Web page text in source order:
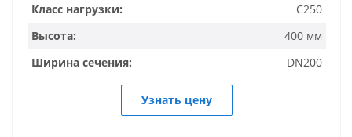
Класс нагрузки:
C250
Высота:
400 мм
Ширина сечения:
DN200
Узнать цену